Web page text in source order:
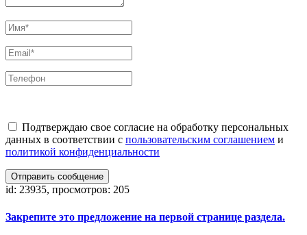
Подтверждаю свое согласие на обработку персональных
данных в соответствии с пользовательским соглашением и
политикой конфиденциальности
Отправить сообщение
id: 23935, просмотров: 205
Закрепите это предложение на первой странице раздела.